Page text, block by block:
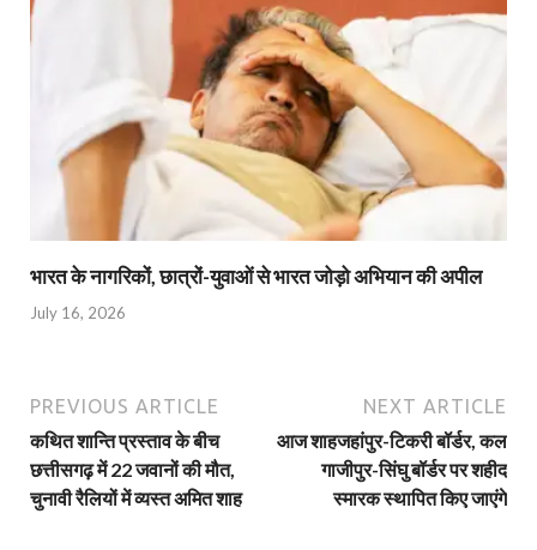
भारत के नागरिकों, छात्रों-युवाओं से भारत जोड़ो अभियान की अपील
July 16, 2026
PREVIOUS ARTICLE
कथित शान्ति प्रस्ताव के बीच
छत्तीसगढ़ में 22 जवानों की मौत,
चुनावी रैलियों में व्यस्त अमित शाह
NEXT ARTICLE
आज शाहजहांपुर-टिकरी बॉर्डर, कल
गाजीपुर-सिंघु बॉर्डर पर शहीद
स्मारक स्थापित किए जाएंगे